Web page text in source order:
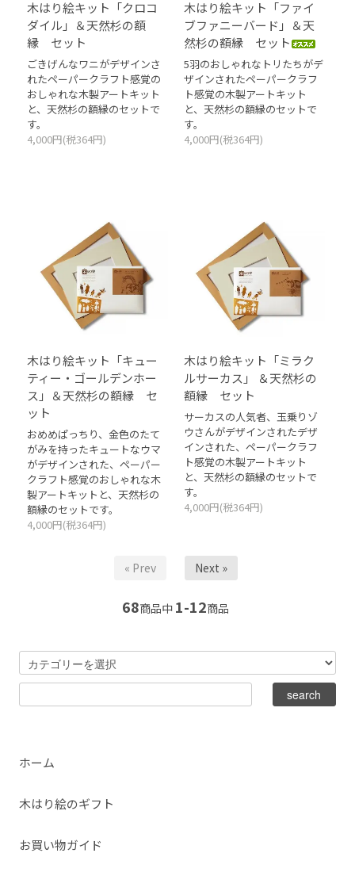
木はり絵キット「クロコ
ダイル」＆天然杉の額
縁 セット
ごきげんなワニがデザインさ
れたペーパークラフト感覚の
おしゃれな木製アートキット
と、天然杉の額縁のセットで
す。
4,000円(税364円)
木はり絵キット「ファイ
ブファニーバード」＆天
然杉の額縁 セット
5羽のおしゃれなトリたちがデ
ザインされたペーパークラフ
ト感覚の木製アートキット
と、天然杉の額縁のセットで
す。
4,000円(税364円)
木はり絵キット「キュー
ティー・ゴールデンホー
ス」＆天然杉の額縁 セ
ット
おめめぱっちり、金色のたて
がみを持ったキュートなウマ
がデザインされた、ペーパー
クラフト感覚のおしゃれな木
製アートキットと、天然杉の
額縁のセットです。
4,000円(税364円)
木はり絵キット「ミラク
ルサーカス」 ＆天然杉の
額縁 セット
サーカスの人気者、玉乗りゾ
ウさんがデザインされたデザ
インされた、ペーパークラフ
ト感覚の木製アートキット
と、天然杉の額縁のセットで
す。
4,000円(税364円)
« Prev Next »
68商品中 1-12商品
ホーム
木はり絵のギフト
お買い物ガイド